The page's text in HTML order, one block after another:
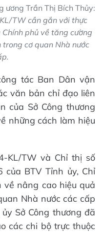
ương Trần Thị Bích Thủy:
TW cần gắn với thực
phủ về tăng cường
cơ quan Nhà nước
tác Ban Dân vận
văn bản chỉ đạo liên
của Sở Công thương
những cách làm hiệu
KL/TW và Chỉ thị số
của BTV Tỉnh ủy, Chỉ
về nâng cao hiệu quả
Nhà nước các cấp
Sở Công thương đã
các chi bộ trực thuộc